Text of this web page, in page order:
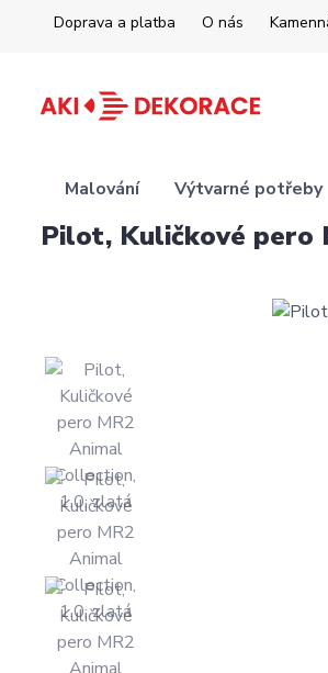
Doprava a platba O nás
Malování Výtvarné potřeby
Pilot, Kuličkové pero